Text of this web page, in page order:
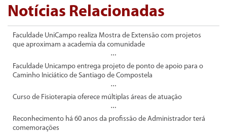
Notícias Relacionadas
Faculdade UniCampo realiza Mostra de Extensão com projetos
que aproximam a academia da comunidade
Faculdade Unicampo entrega projeto de ponto de apoio para o
Caminho Iniciático de Santiago de Compostela
Curso de Fisioterapia oferece múltiplas áreas de atuação
Reconhecimento há 60 anos da profissão de Administrador terá
comemorações